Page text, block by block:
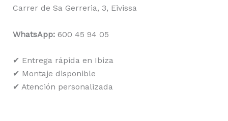
Carrer de Sa Gerreria, 3, Eivissa
WhatsApp:600 45 94 05
✔ Entrega rápida en Ibiza
✔ Montaje disponible
✔ Atención personalizada